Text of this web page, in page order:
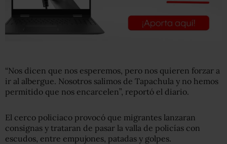
“Nos dicen que nos esperemos, pero nos quieren forzar a
ir al albergue. Nosotros salimos de Tapachula y no hemos
permitido que nos encarcelen”, reportó el diario.
El cerco policiaco provocó que migrantes lanzaran
consignas y trataran de pasar la valla de policías con
escudos, entre empujones, patadas y golpes.